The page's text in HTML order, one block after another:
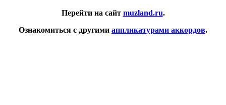
Перейти на сайт muzland.ru.
Ознакомиться с другими аппликатурами аккордов.